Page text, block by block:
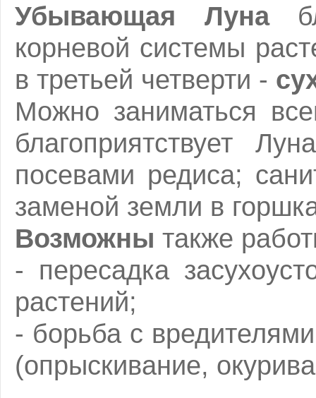
Убывающая Луна
корневой системы
в третьей четверти -
Можно заниматься
благоприятствует
посевами редиса;
заменой земли в
Возможны также
- пересадка
растений;
- борьба с
(опрыскивание,